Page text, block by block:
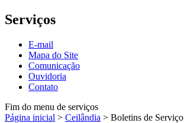
Serviços
E-mail
Mapa do Site
Comunicação
Ouvidoria
Contato
Fim do menu de serviços
Página inicial > Ceilândia > Boletins de Serviço